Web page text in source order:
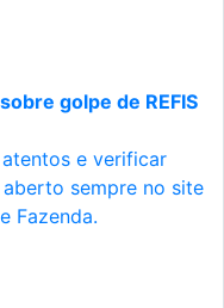
golpe de REFIS
e verificar
sempre no site
Fazenda.